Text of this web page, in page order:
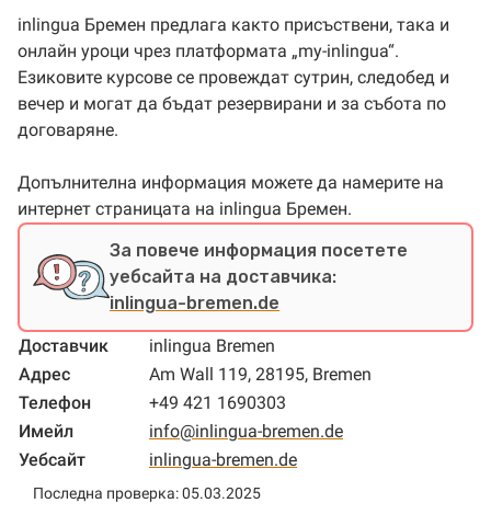
inlingua Бремен предлага както присъствени, така и
онлайн уроци чрез платформата „my-inlingua“.
Езиковите курсове се провеждат сутрин, следобед и
вечер и могат да бъдат резервирани и за събота по
договаряне.
Допълнителна информация можете да намерите на
интернет страницата на inlingua Бремен.
За повече информация посетете
уебсайта на доставчика:
inlingua-bremen.de
Доставчик
inlingua Bremen
Адрес
Am Wall 119, 28195, Bremen
Телефон
+49 421 1690303
Имейл
info@inlingua-bremen.de
Уебсайт
inlingua-bremen.de
Последна проверка: 05.03.2025